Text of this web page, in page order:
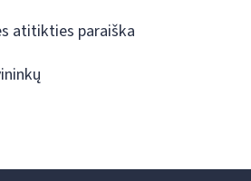
atitikties paraiška